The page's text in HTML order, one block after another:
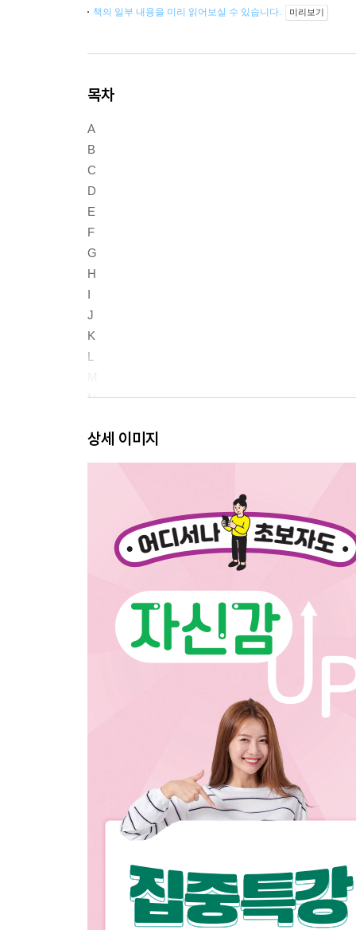
책의 일부 내용을 미리 읽어보실 수 있습니다. 미리보기
목차
A
B
C
D
E
F
G
H
I
J
K
L
N
P
Q
상세 이미지